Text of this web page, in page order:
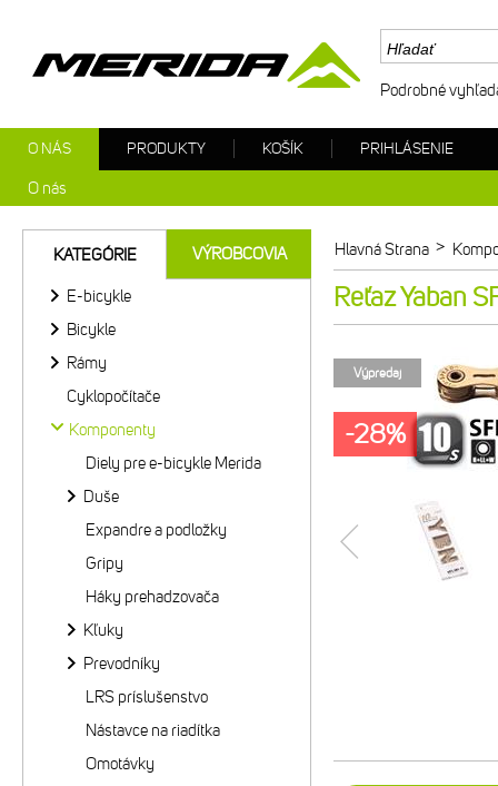
Hlavná Strana >
Reťaz Yaban
Výpredaj
-28%
KATEGÓRIE VÝROBCOVIA
E-bicykle
Bicykle
Rámy
Cyklopočítače
Komponenty
Diely pre e-bicykle Merida
Duše
Expandre a podložky
Gripy
Háky prehadzovača
Kľuky
Prevodníky
LRS príslušenstvo
Nástavce na riadítka
Omotávky
Podrobné
O NÁS
O nás
PRODUKTY KOŠÍK PRIHLÁSENIE